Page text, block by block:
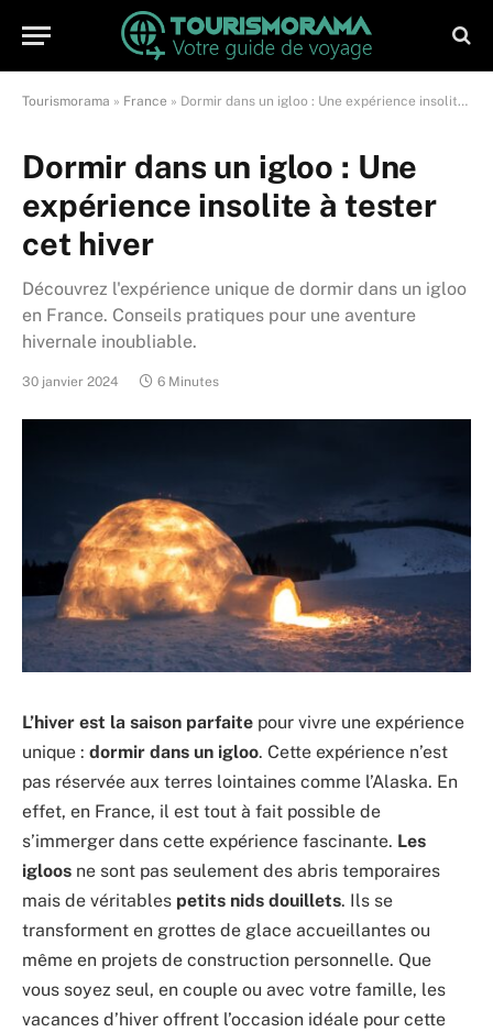
Tourismorama » France » Dormir dans un igloo : Une expérience insolite à tester cet hiver
Dormir dans un igloo : Une
expérience insolite à tester
cet hiver
Découvrez l'expérience unique de dormir dans un igloo
en France. Conseils pratiques pour une aventure
hivernale inoubliable.
30 janvier 2024 6 Minutes
L’hiver est la saison parfaite pour vivre une expérience
unique : dormir dans un igloo. Cette expérience n’est
pas réservée aux terres lointaines comme l’Alaska. En
effet, en France, il est tout à fait possible de
s’immerger dans cette expérience fascinante. Les
igloos ne sont pas seulement des abris temporaires
mais de véritables petits nids douillets. Ils se
transforment en grottes de glace accueillantes ou
même en projets de construction personnelle. Que
vous soyez seul, en couple ou avec votre famille, les
vacances d’hiver offrent l’occasion idéale pour cette